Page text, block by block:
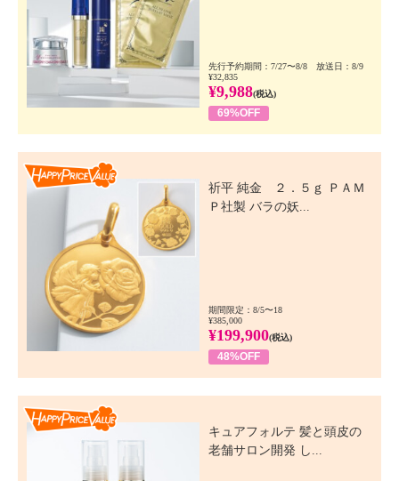
先行予約期間：7/27〜8/8 放送日：8/9
¥32,835
¥9,988(税込)
69%OFF
祈平 純金 ２．５ｇ ＰＡＭ
Ｐ社製 バラの妖...
期間限定：8/5〜18
¥385,000
¥199,900(税込)
48%OFF
キュアフォルテ 髪と頭皮の
老舗サロン開発 し...